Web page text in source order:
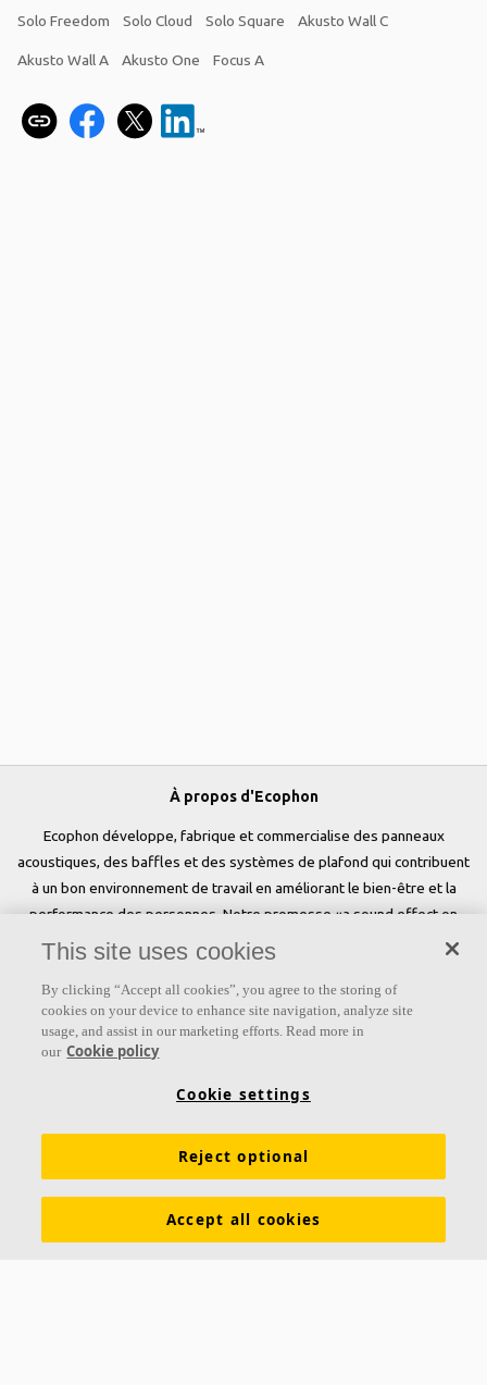
Solo Freedom Solo Cloud Solo Square Akusto Wall C
Akusto Wall A Akusto One Focus A
À propos d'Ecophon
Ecophon développe, fabrique et commercialise des panneaux
acoustiques, des baffles et des systèmes de plafond qui contribuent
à un bon environnement de travail en améliorant le bien-être et la
performance des personnes. Notre promesse «a sound effect on
people» est au cœur de tout ce que nous faisons.
Liens
Connaissances sur l'acoustique Acoustic solutions
Propriétés fonctionnelles Couleurs et revêtements
This site uses cookies
By clicking “Accept all cookies”, you agree to the storing of
cookies on your device to enhance site navigation, analyze site
usage, and assist in our marketing efforts. Read more in
our Cookie policy
Cookie settings
Reject optional
Accept all cookies